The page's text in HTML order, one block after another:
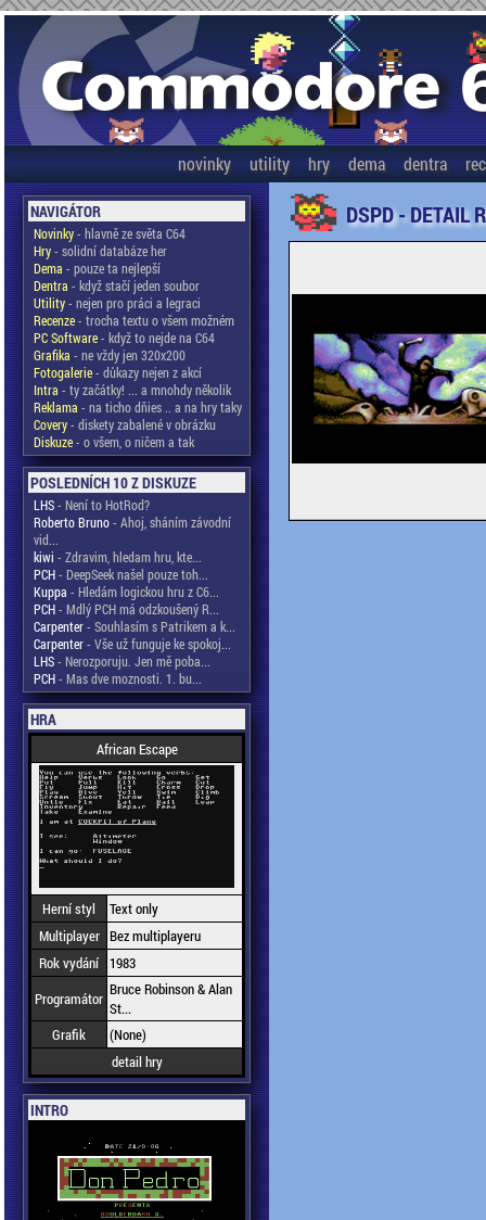
novinky utility hry dema dentra
NAVIGÁTOR
Novinky- hlavně ze světa C64
Hry- solidní databáze her
Dema - pouze ta nejlepší
Dentra - když stačí jeden soubor
Utility- nejen pro práci a legraci
Recenze- trocha textu o všem možném
PC Software- když to nejde na C64
Grafika - ne vždy jen 320x200
Fotogalerie- důkazy nejen z akcí
Intra - ty začátky! ... a mnohdy několik
Reklama - na ticho dňies .. a na hry taky
Covery- diskety zabalené v obrázku
Diskuze- o všem, o ničem a tak
POSLEDNÍCH 10 Z DISKUZE
LHS- Není to HotRod?
Roberto Bruno- Ahoj, sháním závodní
vid...
kiwi - Zdravim, hledam hru, kte...
PCH- DeepSeek našel pouze toh...
Kuppa - Hledám logickou hru z C6...
PCH- Mdlý PCH má odzkoušený R...
Carpenter- Souhlasím s Patrikem a k...
Carpenter- Vše už funguje ke spokoj...
LHS- Nerozporuju. Jen mě poba...
PCH- Mas dve moznosti. 1. bu...
HRA
African Escape
Herní styl
Text only
Multiplayer Bez multiplayeru
Rok vydání
1983
Programátor Bruce Robinson & Alan
St...
Grafik
(None)
detail hry
INTRO
DSPD - DETAIL